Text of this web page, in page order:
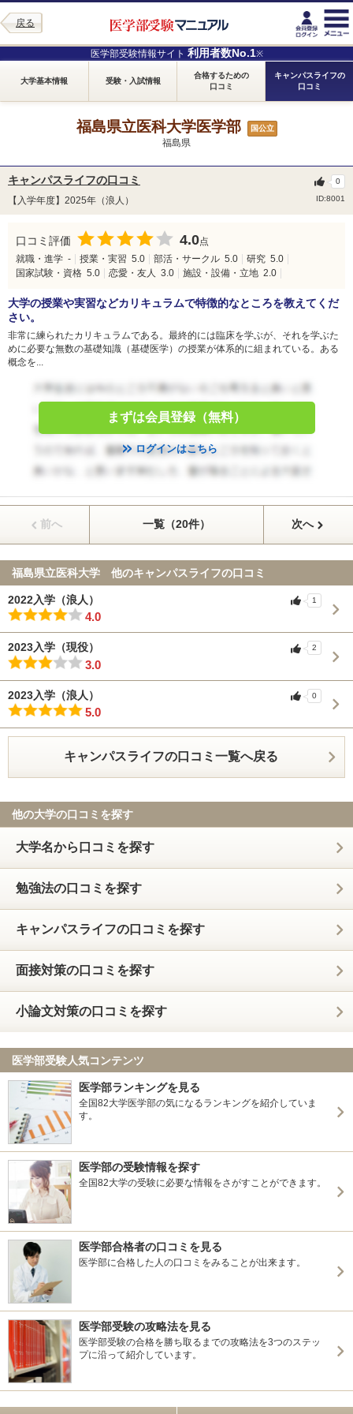
戻る
医学部受験情報サイト 利用者数No.1※
大学基本情報 受験・入試情報
合格するための
口コミ
キャンパスライフの
口コミ
福島県立医科大学医学部 国公立
福島県
キャンパスライフの口コミ
【入学年度】2025年（浪人） ID:8001
0
口コミ評価 4.0点
就職・進学 - 授業・実習 5.0 部活・サークル 5.0 研究 5.0
国家試験・資格 5.0 恋愛・友人 3.0 施設・設備・立地 2.0
大学の授業や実習などカリキュラムで特徴的なところを教えてくだ
さい。
非常に練られたカリキュラムである。最終的には臨床を学ぶが、それを学ぶた
めに必要な無数の基礎知識（基礎医学）の授業が体系的に組まれている。ある
概念を...
まずは会員登録（無料）
ログインはこちら
前へ 一覧（20件） 次へ
福島県立医科大学 他のキャンパスライフの口コミ
2022入学（浪人）
4.0
1
2023入学（現役）
3.0
2
2023入学（浪人）
5.0
0
キャンパスライフの口コミ一覧へ戻る
他の大学の口コミを探す
大学名から口コミを探す
勉強法の口コミを探す
キャンパスライフの口コミを探す
面接対策の口コミを探す
小論文対策の口コミを探す
医学部受験人気コンテンツ
医学部ランキングを見る
全国82大学医学部の気になるランキングを紹介していま
す。
医学部の受験情報を探す
全国82大学の受験に必要な情報をさがすことができます。
医学部合格者の口コミを見る
医学部に合格した人の口コミをみることが出来ます。
医学部受験の攻略法を見る
医学部受験の合格を勝ち取るまでの攻略法を3つのステッ
プに沿って紹介しています。